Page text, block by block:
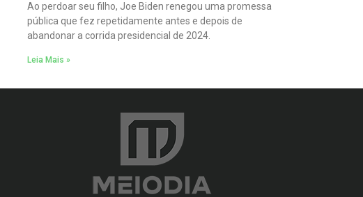
Ao perdoar seu filho, Joe Biden renegou uma promessa
pública que fez repetidamente antes e depois de
abandonar a corrida presidencial de 2024.
Leia Mais »